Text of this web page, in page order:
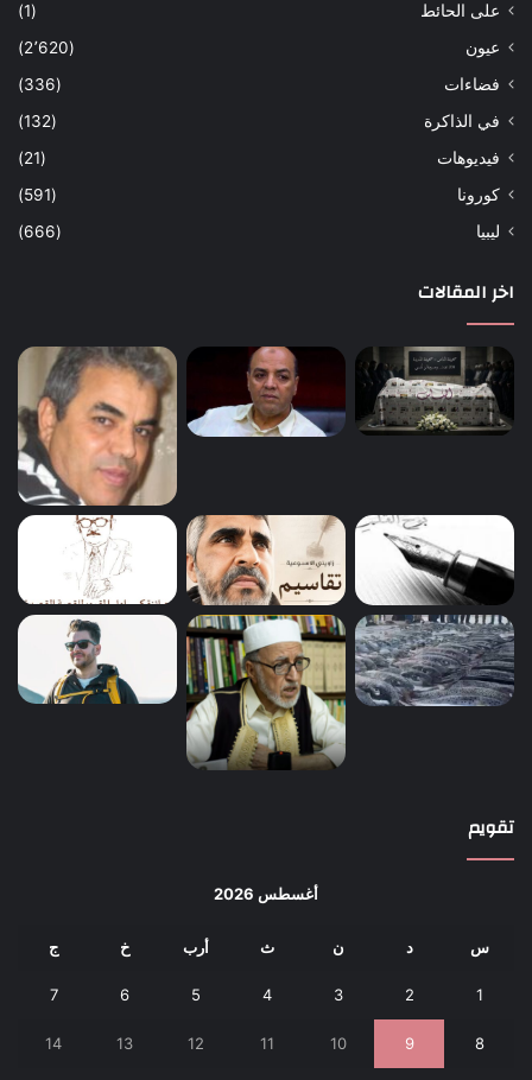
على الحائط
(1)
عيون
(2٬620)
فضاءات
(336)
في الذاكرة
(132)
فيديوهات
(21)
كورونا
(591)
ليبيا
(666)
اخر المقالات
تقويم
أغسطس 2026
س د ن ث أرب خ ج
1
2
3
4
5
6
7
8
9
10
11
12
13
14